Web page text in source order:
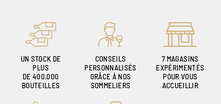
UN STOCK DE
PLUS
DE 400.000
BOUTEILLES
CONSEILS
PERSONNALISÉS
GRÂCE À NOS
SOMMELIERS
7 MAGASINS
EXPÉRIMENTÉS
POUR VOUS
ACCUEILLIR